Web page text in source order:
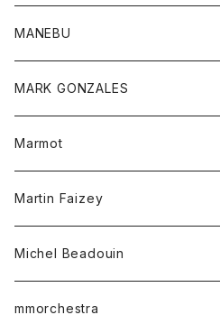
ベスト
ポロシャツ
ロングスリーブTシャツ
セーター
チュニック
ワンピース
Tシャツ
靴
MANEBU
靴
MARK GONZALES
トップス
Tシャツ
Marmot
Martin Faizey
ベルト
Michel Beadouin
トップス
mmorchestra